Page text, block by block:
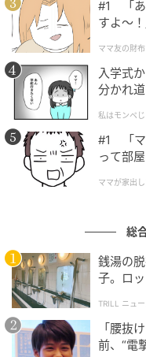
#1 「あ
すよ〜
ママ友の財布
入学式
分かれ
私はモンペ
#1 「マ
って部
ママが家出し
総
銭湯の
子。ロ
中で拍手
TRILL ニュー
「腰抜
前、“電